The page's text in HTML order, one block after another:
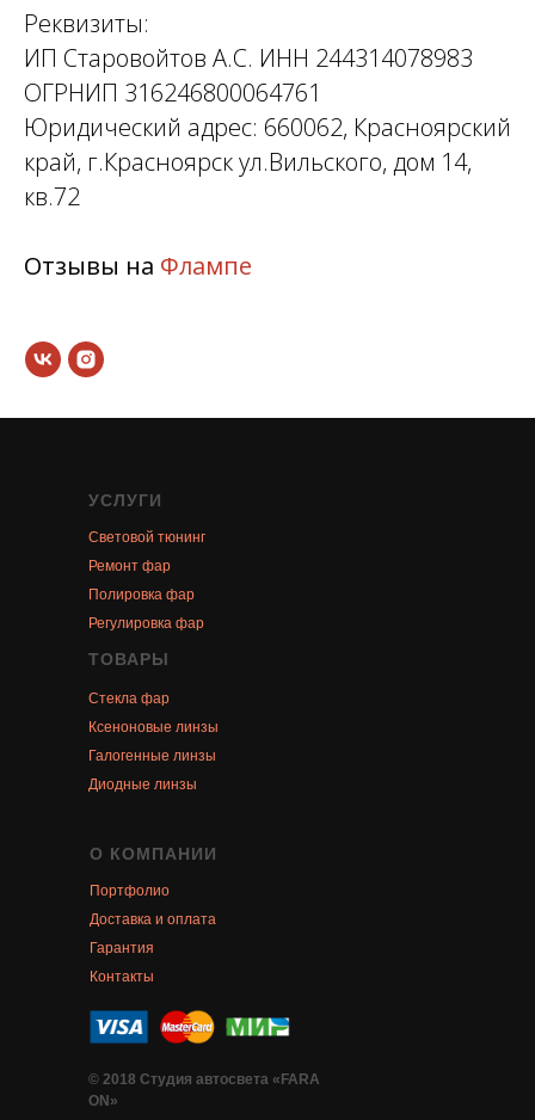
Реквизиты:
ИП Старовойтов А.С. ИНН 244314078983
ОГРНИП 316246800064761
Юридический адрес: 660062, Красноярский
край, г.Красноярск ул.Вильского, дом 14,
кв.72
Отзывы на Флампе
УСЛУГИ
Световой тюнинг
Ремонт фар
Полировка фар
Регулировка фар
ТОВАРЫ
Стекла фар
Ксеноновые линзы
Галогенные линзы
Диодные линзы
О КОМПАНИИ
Портфолио
Доставка и оплата
Гарантия
Контакты
© 2018 Студия автосвета «FARA
ON»